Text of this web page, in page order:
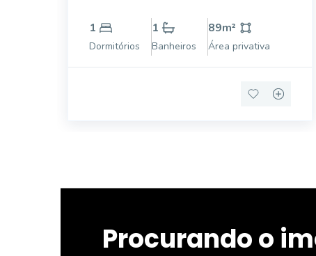
1
Dormitórios
1
Banheiros
89m²
Área privativa
Procurando o